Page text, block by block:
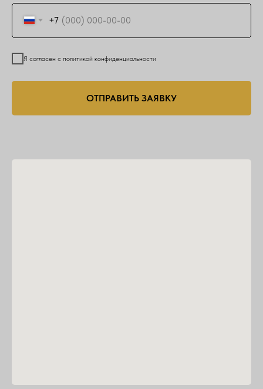
+7
Я согласен с политикой конфиденциальности
ОТПРАВИТЬ ЗАЯВКУ